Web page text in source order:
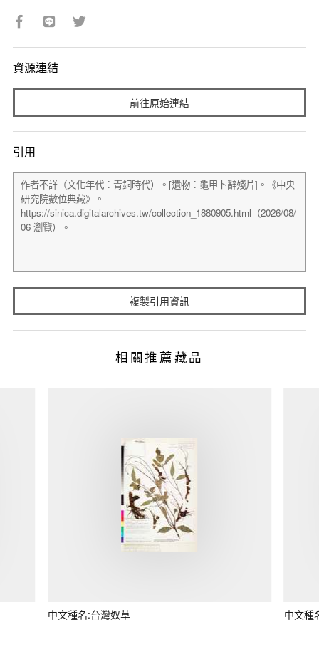
資源連結
前往原始連結
引用
複製引用資訊
相關推薦藏品
中文種名:台灣奴草 中文種